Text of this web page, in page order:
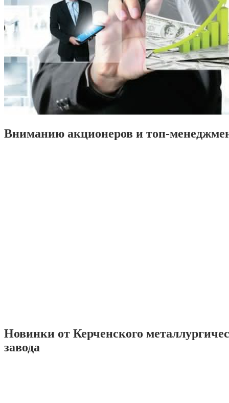
Вниманию акционеров и топ-
Новинки от Керченского
завода